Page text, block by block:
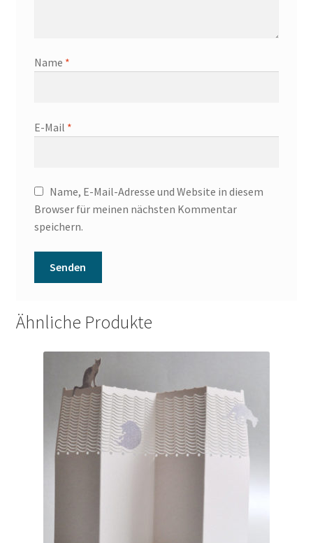
Name *
E-Mail *
Name, E-Mail-Adresse und Website in diesem
Browser für meinen nächsten Kommentar
speichern.
Ähnliche Produkte